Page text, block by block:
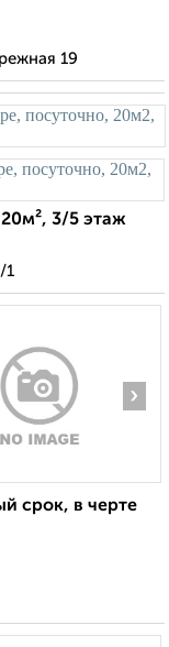
19
3/5 этаж
1
›
срок, в черте